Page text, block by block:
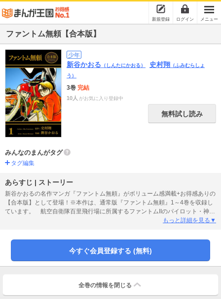
新規登録 ログイン メニュー
ファントム無頼【合本版】
少年
新谷かおる （しんたにかおる） 史村翔 （ふみむらしょ
う）
3巻 完結
10人 がお気に入り登録中
無料試し読み
みんなのまんがタグ
タグ編集
あらすじ | ストーリー
新谷かおるの名作マンガ『ファントム無頼』がボリューム感満載+お得感ありの
【合本版】として登場！※本作は、通常版『ファントム無頼』1～4巻を収録し
ています。 航空自衛隊百里飛行場に所属するファントムIIのパイロット・神田
鉄雄と、三沢飛行場に所属するナビゲーター・栗原宏美。二人はそれぞれ凄腕
されていた。百里基地司令・太田は、神田に対抗させるため栗原を百里に転属
させる。二人は反発し合うものの互いの技量を認めて意気投合し、680号機の
専属パイロットとして成長していく……。「エリア88」と並ぶ新谷かおる代表
作。原作者・史村翔の自衛官時代の職務経験を踏まえて描かれる生き生きした
もっと詳細を見る▼
今すぐ会員登録する (無料)
全巻の情報を 閉じる